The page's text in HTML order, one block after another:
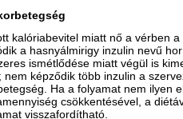
kalóriabevitel miatt nő a vérben
a hasnyálmirigy inzulin nevű
ismétlődése miatt végül is
nem képződik több inzulin a
Ha a folyamat nem ilyen
csökkentésével, a
visszafordítható.